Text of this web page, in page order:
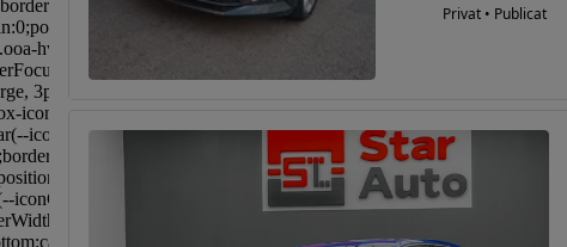
Privat • Publicat